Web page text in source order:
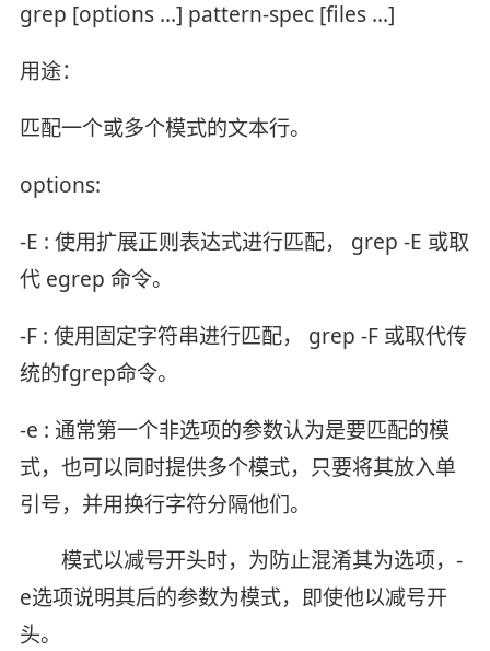
grep [options ...] pattern-spec [files ...]
用途：
匹配一个或多个模式的文本行。
options:
-E : 使用扩展正则表达式进行匹配， grep -E 或取
代 egrep 命令。
-F : 使用固定字符串进行匹配， grep -F 或取代传
统的fgrep命令。
-e : 通常第一个非选项的参数认为是要匹配的模
式，也可以同时提供多个模式，只要将其放入单
引号，并用换行字符分隔他们。
模式以减号开头时，为防止混淆其为选项，-
e选项说明其后的参数为模式，即使他以减号开
头。